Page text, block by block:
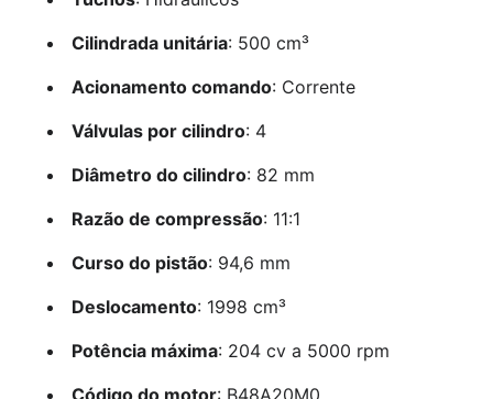
Cilindrada unitária: 500 cm³
Acionamento comando: Corrente
Válvulas por cilindro: 4
Diâmetro do cilindro: 82 mm
Razão de compressão: 11:1
Curso do pistão: 94,6 mm
Deslocamento: 1998 cm³
Potência máxima: 204 cv a 5000 rpm
Código do motor: B48A20M0